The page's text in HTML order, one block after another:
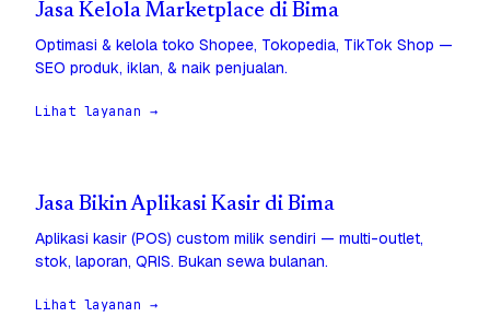
Jasa Kelola Marketplace di Bima
Optimasi & kelola toko Shopee, Tokopedia, TikTok Shop —
SEO produk, iklan, & naik penjualan.
Lihat layanan →
Jasa Bikin Aplikasi Kasir di Bima
Aplikasi kasir (POS) custom milik sendiri — multi-outlet,
stok, laporan, QRIS. Bukan sewa bulanan.
Lihat layanan →